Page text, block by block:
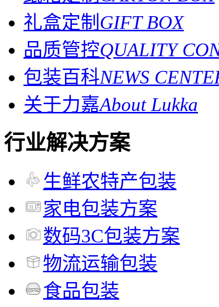
礼盒定制 GIFT BOX
品质管控QUALITY
包装百科NEWS
关于力嘉About Lukka
行业解决方案
生鲜农特产包装
家电包装方案
数码3C包装方案
物流运输包装
食品包装